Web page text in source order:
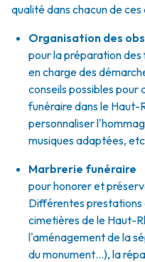
qualité dans chacun de ces
Organisation des
pour la préparation
en charge des
conseils possibles pour
funéraire dans le Haut-
personnaliser
musiques adaptées,
Marbrerie funéraire
pour honorer et
Différentes prestations
cimetières de le Haut-
l'aménagement de la
du monument…), la